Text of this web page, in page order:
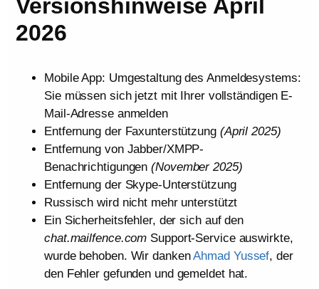
Versionshinweise April
2026
Mobile App: Umgestaltung des Anmeldesystems:
Sie müssen sich jetzt mit Ihrer vollständigen E-
Mail-Adresse anmelden
Entfernung der Faxunterstützung (April 2025)
Entfernung von Jabber/XMPP-
Benachrichtigungen(November 2025)
Entfernung der Skype-Unterstützung
Russisch wird nicht mehr unterstützt
Ein Sicherheitsfehler, der sich auf den
chat.mailfence.com Support-Service auswirkte,
wurde behoben. Wir dankenAhmad Yussef, der
den Fehler gefunden und gemeldet hat.